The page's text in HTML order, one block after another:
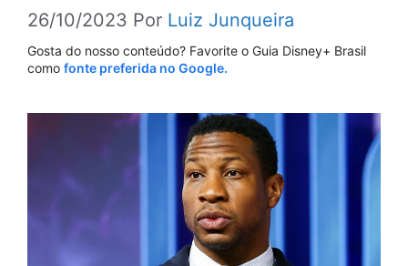
26/10/2023 Por Luiz Junqueira
Gosta do nosso conteúdo? Favorite o Guia Disney+ Brasil
como fonte preferida no Google.